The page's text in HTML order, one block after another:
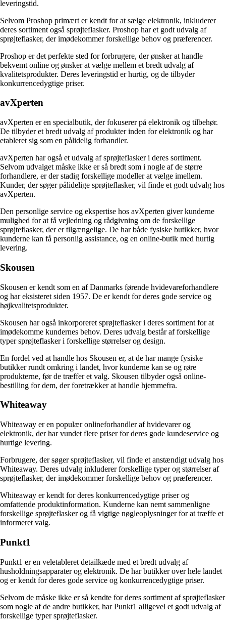
leveringstid.
Selvom Proshop primært er kendt for at sælge elektronik, inkluderer
deres sortiment også sprøjteflasker. Proshop har et godt udvalg af
sprøjteflasker, der imødekommer forskellige behov og præferencer.
Proshop er det perfekte sted for forbrugere, der ønsker at handle
bekvemt online og ønsker at vælge mellem et bredt udvalg af
kvalitetsprodukter. Deres leveringstid er hurtig, og de tilbyder
konkurrencedygtige priser.
avXperten
avXperten er en specialbutik, der fokuserer på elektronik og tilbehør.
De tilbyder et bredt udvalg af produkter inden for elektronik og har
etableret sig som en pålidelig forhandler.
avXperten har også et udvalg af sprøjteflasker i deres sortiment.
Selvom udvalget måske ikke er så bredt som i nogle af de større
forhandlere, er der stadig forskellige modeller at vælge imellem.
Kunder, der søger pålidelige sprøjteflasker, vil finde et godt udvalg hos
avXperten.
Den personlige service og ekspertise hos avXperten giver kunderne
mulighed for at få vejledning og rådgivning om de forskellige
sprøjteflasker, der er tilgængelige. De har både fysiske butikker, hvor
kunderne kan få personlig assistance, og en online-butik med hurtig
levering.
Skousen
Skousen er kendt som en af Danmarks førende hvidevareforhandlere
og har eksisteret siden 1957. De er kendt for deres gode service og
højkvalitetsprodukter.
Skousen har også inkorporeret sprøjteflasker i deres sortiment for at
imødekomme kundernes behov. Deres udvalg består af forskellige
typer sprøjteflasker i forskellige størrelser og design.
En fordel ved at handle hos Skousen er, at de har mange fysiske
butikker rundt omkring i landet, hvor kunderne kan se og røre
produkterne, før de træffer et valg. Skousen tilbyder også online-
bestilling for dem, der foretrækker at handle hjemmefra.
Whiteaway
Whiteaway er en populær onlineforhandler af hvidevarer og
elektronik, der har vundet flere priser for deres gode kundeservice og
hurtige levering.
Forbrugere, der søger sprøjteflasker, vil finde et anstændigt udvalg hos
Whiteaway. Deres udvalg inkluderer forskellige typer og størrelser af
sprøjteflasker, der imødekommer forskellige behov og præferencer.
Whiteaway er kendt for deres konkurrencedygtige priser og
omfattende produktinformation. Kunderne kan nemt sammenligne
forskellige sprøjteflasker og få vigtige nøgleoplysninger for at træffe et
informeret valg.
Punkt1
Punkt1 er en veletableret detailkæde med et bredt udvalg af
husholdningsapparater og elektronik. De har butikker over hele landet
og er kendt for deres gode service og konkurrencedygtige priser.
Selvom de måske ikke er så kendte for deres sortiment af sprøjteflasker
som nogle af de andre butikker, har Punkt1 alligevel et godt udvalg af
forskellige typer sprøjteflasker.